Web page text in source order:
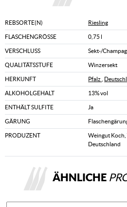
REBSORTE(N) Riesling
FLASCHENGRÖSSE 0,75 l
VERSCHLUSS Sekt-/
QUALITÄTSSTUFE Winzersekt
HERKUNFT Pfalz
ALKOHOLGEHALT 13% vol
ENTHÄLT SULFITE Ja
GÄRUNG
PRODUZENT
Weingut Koch,
Deutschland
ÄHNLICHE